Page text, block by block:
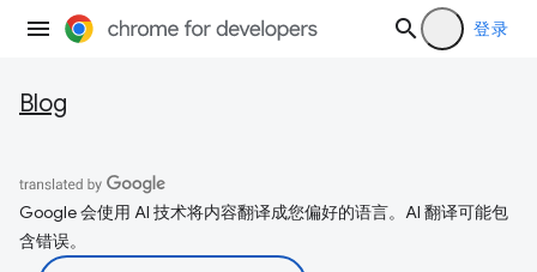
登录
Blog
Google 会使用 AI 技术将内容翻译成您偏好的语言。AI 翻译可能包
含错误。